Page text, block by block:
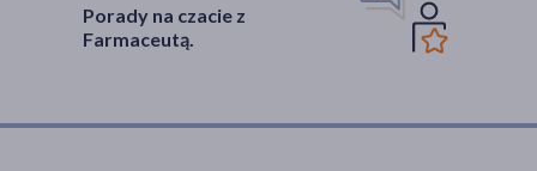
Porady na czacie z
Farmaceutą.